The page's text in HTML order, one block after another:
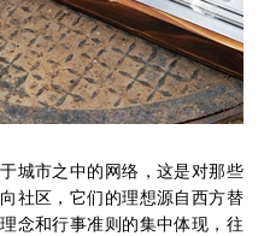
城市之中的网络，这是对那些
社区，它们的理想源自西方替
念和行事准则的集中体现，往